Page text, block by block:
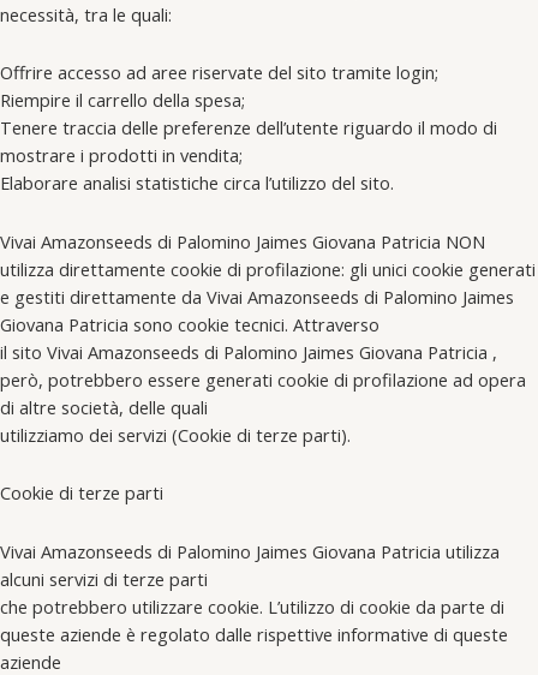
necessità, tra le quali:
Offrire accesso ad aree riservate del sito tramite login;
Riempire il carrello della spesa;
Tenere traccia delle preferenze dell’utente riguardo il modo di
mostrare i prodotti in vendita;
Elaborare analisi statistiche circa l’utilizzo del sito.
Vivai Amazonseeds di Palomino Jaimes Giovana Patricia NON
utilizza direttamente cookie di profilazione: gli unici cookie generati
e gestiti direttamente da Vivai Amazonseeds di Palomino Jaimes
Giovana Patricia sono cookie tecnici. Attraverso
il sito Vivai Amazonseeds di Palomino Jaimes Giovana Patricia ,
però, potrebbero essere generati cookie di profilazione ad opera
di altre società, delle quali
utilizziamo dei servizi (Cookie di terze parti).
Cookie di terze parti
Vivai Amazonseeds di Palomino Jaimes Giovana Patricia utilizza
alcuni servizi di terze parti
che potrebbero utilizzare cookie. L’utilizzo di cookie da parte di
queste aziende è regolato dalle rispettive informative di queste
aziende